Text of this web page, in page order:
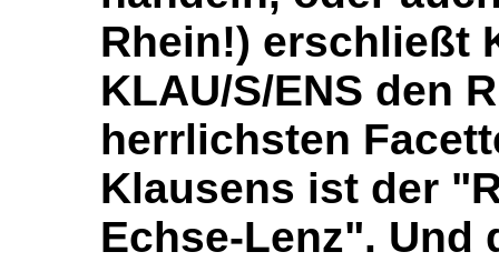
Rhein!) erschließt
KLAU/S/ENS den
herrlichsten
Klausens ist der
Echse-Lenz". Und